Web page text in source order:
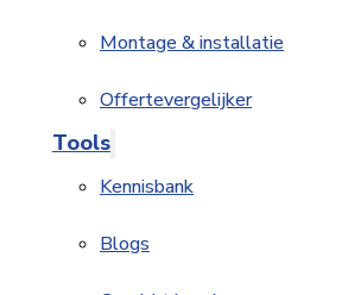
Montage & installatie
Offertevergelijker
Tools
Kennisbank
Blogs